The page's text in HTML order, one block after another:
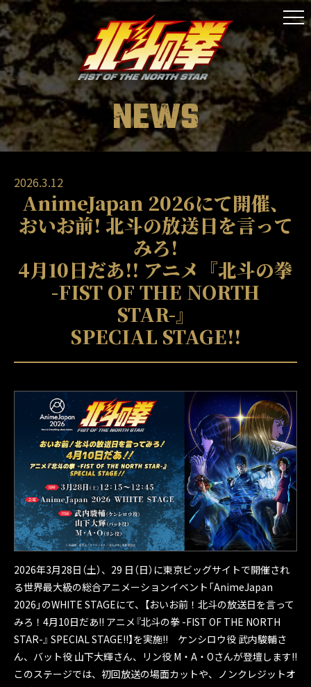
ONAIR
STAFF&CAST
STORY
CHARACTER
MUSIC
GOODS
SPECIAL
NEWS
2026.3.12
AnimeJapan 2026にて開催、
おいお前! 北斗の放送日を言って
みろ!
4月10日だあ!! アニメ 『北斗の拳
-FIST OF THE NORTH
STAR-』
SPECIAL STAGE!!
2026年3月28日（土）、29 日（日）に東京ビッグサイトで開催され
る世界最大級の総合アニメーションイベント「AnimeJapan
2026」のWHITE STAGEにて、【おいお前！北斗の放送日を言って
みろ！4月10日だあ!! アニメ『北斗の拳 -FIST OF THE NORTH
STAR-』 SPECIAL STAGE!!】を実施!! ケンシロウ役 武内駿輔さ
ん、バット役 山下大輝さん、リン役 M・A・Oさんが登壇します!!
このステージでは、初回放送の場面カットや、ノンクレジットオ